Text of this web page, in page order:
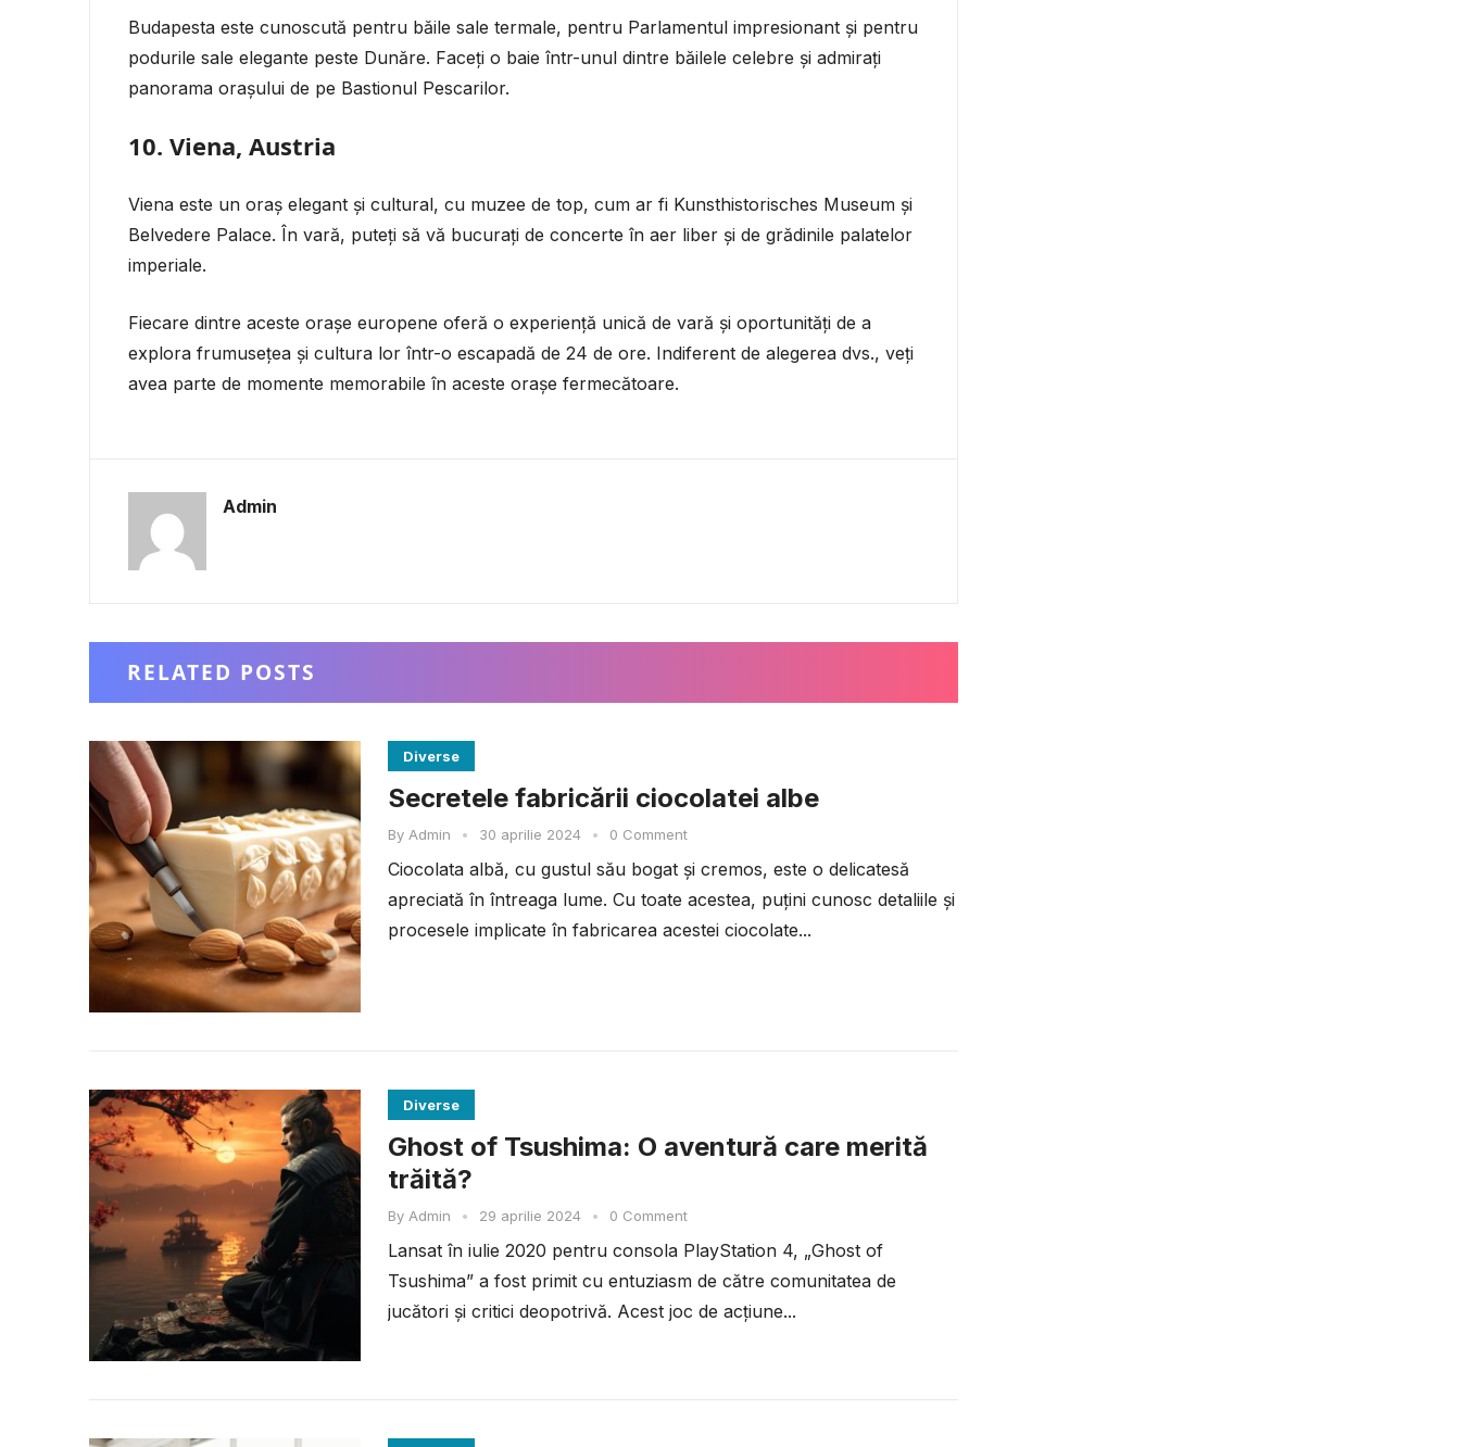
Budapesta este cunoscută pentru băile sale termale, pentru Parlamentul impresionant și pentru
podurile sale elegante peste Dunăre. Faceți o baie într-unul dintre băilele celebre și admirați
panorama orașului de pe Bastionul Pescarilor.
10. Viena, Austria
Viena este un oraș elegant și cultural, cu muzee de top, cum ar fi Kunsthistorisches Museum și
Belvedere Palace. În vară, puteți să vă bucurați de concerte în aer liber și de grădinile palatelor
imperiale.
Fiecare dintre aceste orașe europene oferă o experiență unică de vară și oportunități de a
explora frumusețea și cultura lor într-o escapadă de 24 de ore. Indiferent de alegerea dvs., veți
avea parte de momente memorabile în aceste orașe fermecătoare.
Admin
RELATED POSTS
Diverse
Secretele fabricării ciocolatei albe
By Admin • 30 aprilie 2024 • 0 Comment
Ciocolata albă, cu gustul său bogat și cremos, este o delicatesă
apreciată în întreaga lume. Cu toate acestea, puțini cunosc detaliile și
procesele implicate în fabricarea acestei ciocolate...
Diverse
Ghost of Tsushima: O aventură care merită
trăită?
By Admin • 29 aprilie 2024 • 0 Comment
Lansat în iulie 2020 pentru consola PlayStation 4, „Ghost of
Tsushima” a fost primit cu entuziasm de către comunitatea de
jucători și critici deopotrivă. Acest joc de acțiune...